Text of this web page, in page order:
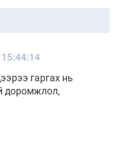
гаргах нь
доромжлол,